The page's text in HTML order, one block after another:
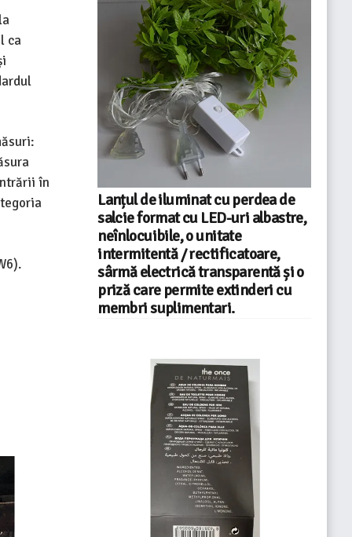
ca
în
Lanțul de iluminat cu perdea de
salcie format cu LED-uri albastre,
neînlocuibile, o unitate
intermitentă / rectificatoare,
sârmă electrică transparentă și o
priză care permite extinderi cu
membri suplimentari.